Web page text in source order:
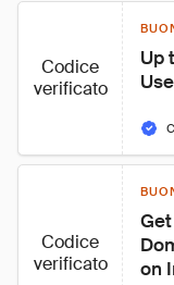
Codice
verificato
Up
Codice
verificato
on